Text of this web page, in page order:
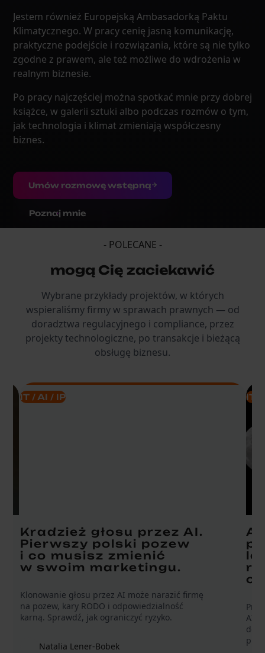
Jestem również Europejską Ambasadorką Paktu
Klimatycznego. W pracy cenię jasną komunikację,
praktyczne podejście i rozwiązania, które są nie tylko
zgodne z prawem, ale też możliwe do wdrożenia w
realnym biznesie.
Po pracy najczęściej można spotkać mnie przy dobrej
książce, w galerii sztuki albo podczas rozmów o tym,
jak technologia i klimat zmieniają współczesny
biznes.
Umów rozmowę wstępną
Poznaj mnie
- POLECANE -
mogą Cię zaciekawić
Wybrane przykłady projektów, w których
wspieraliśmy firmy w sprawach prawnych — od
doradztwa regulacyjnego i compliance, przez
projekty technologiczne, po transakcje i bieżącą
obsługę biznesu.
IT / AI / IP
Kradzież głosu przez AI.
Pierwszy polski pozew
i co musisz zmienić
w swoim marketingu.
Klonowanie głosu przez AI może narazić firmę
na pozew, kary RODO i odpowiedzialność
karną. Sprawdź, jak ograniczyć ryzyko.
Natalia Lener-Bobek
IT /
o
AI